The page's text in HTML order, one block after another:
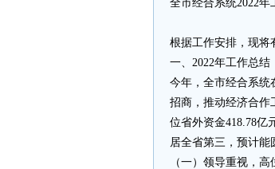
全市经合系统2022年
根据工作安排，现将
一、2022年工作总结
今年，全市经合系统
招商，推动经济合作
位省外资金418.78亿
居全省第三，预计能
（一）领导重视，